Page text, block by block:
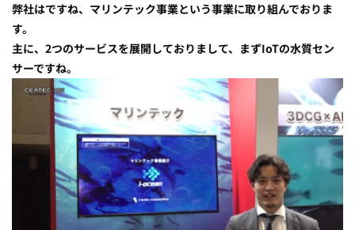
弊社はですね、マリンテック事業という事業に取り組んでおりま
す。
主に、2つのサービスを展開しておりまして、まずIoTの水質セン
サーですね。